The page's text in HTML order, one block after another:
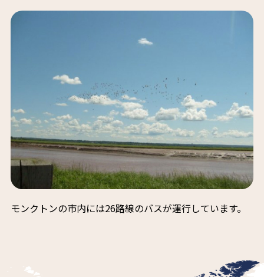
モンクトンの市内には26路線のバスが運行しています。